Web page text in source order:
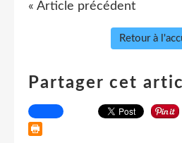
« Article précédent
Retour à
Partager cet